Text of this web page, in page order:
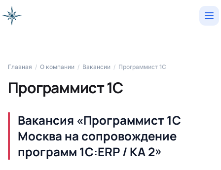
Главная / О компании / Вакансии / Программист 1С
Программист 1С
Вакансия «Программист 1С
Москва на сопровождение
программ 1С:ERP / КА 2»